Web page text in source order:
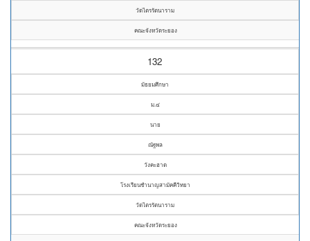
วัดไตรรัตนาราม
คณะจังหวัดระยอง
132
มัธยมศึกษา
ม.๔
นาย
ณัฐพล
วังคะฮาด
โรงเรียนชำนาญสามัคคีวิทยา
วัดไตรรัตนาราม
คณะจังหวัดระยอง